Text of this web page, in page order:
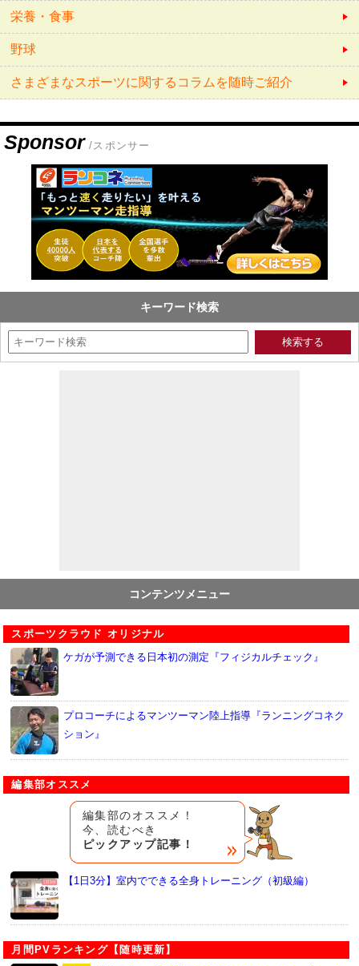
栄養・食事
野球
さまざまなスポーツに関するコラムを随時ご紹介
Sponsor /スポンサー
キーワード検索
コンテンツメニュー
スポーツクラウド オリジナル
ケガが予測できる日本初の測定『フィジカルチェック』
プロコーチによるマンツーマン陸上指導『ランニングコネク
ション』
編集部オススメ
編集部のオススメ！
今、読むべき
ピックアップ記事！
【1日3分】室内でできる全身トレーニング（初級編）
月間PVランキング【随時更新】